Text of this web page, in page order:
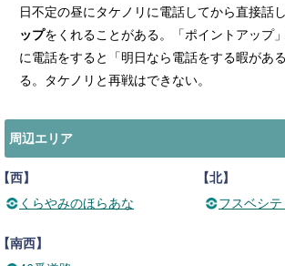
日不定の昼にタケノリに電話してから直接話
ップをくれることがある。「ポイントアップ
に電話をすると「明日なら電話をする暇があ
る。タケノリと再戦はできない。
周辺エリア
西】
くらやみのほらあな
【北】
フスベシテ
南西】